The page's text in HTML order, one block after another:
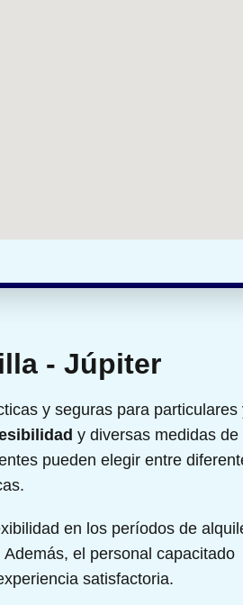
- Júpiter
y seguras para particulares
y diversas medidas de
pueden elegir entre
en los períodos de
el personal capacitado
satisfactoria.